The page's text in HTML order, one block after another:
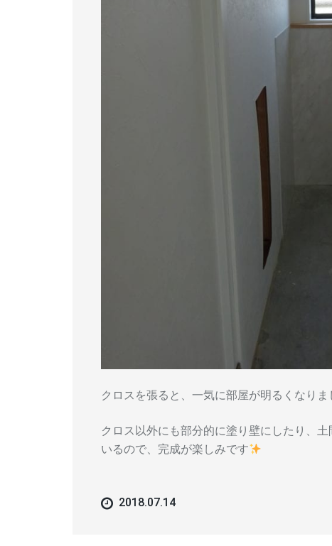
クロスを張ると、一気に部屋が明るくなりま
クロス以外にも部分的に塗り壁にしたり、
いるので、完成が楽しみです
2018.07.14